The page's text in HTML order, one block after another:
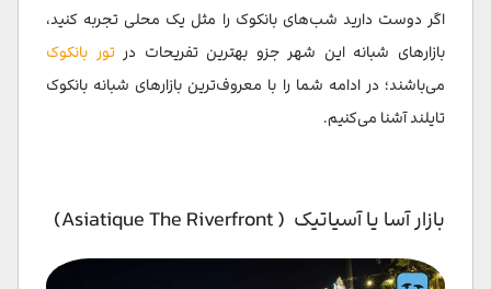
اگر دوست دارید شب‌های بانکوک را مثل یک محلی تجربه کنید،
بازارهای شبانه این شهر جزو بهترین تفریحات در تور بانکوک
می‌باشند؛ در ادامه شما را با معروف‌ترین بازارهای شبانه بانکوک
تایلند آشنا می‌کنیم.
بازار آسا یا آسیاتیک ( Asiatique The Riverfront)